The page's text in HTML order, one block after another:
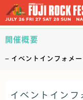
開催概要
イベントインフォメ
イベントインフ